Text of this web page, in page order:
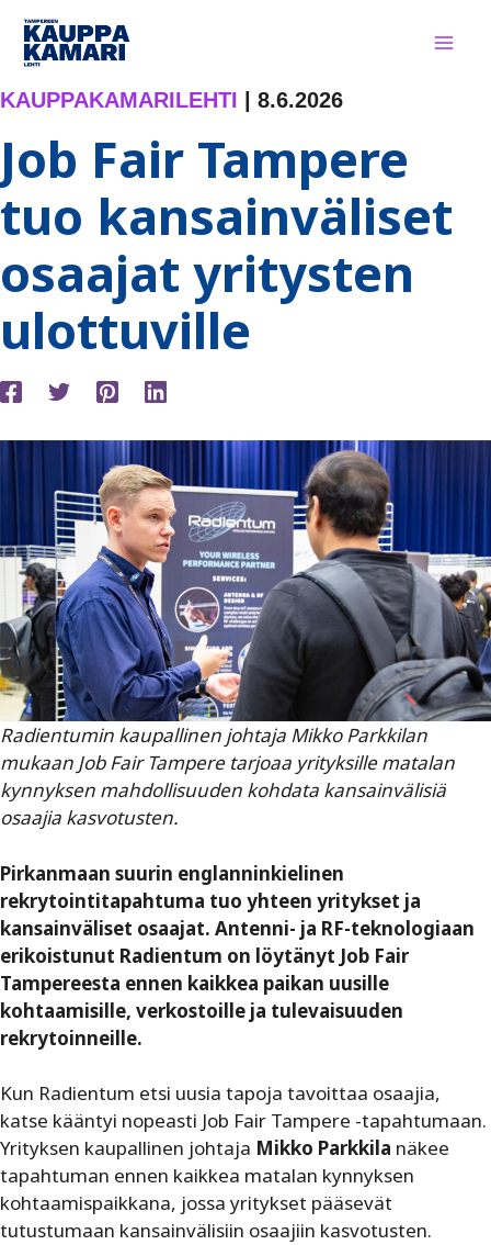
Siirry
sisältöön
KAUPPAKAMARILEHTI 8.6.2026
Job Fair Tampere
tuo kansainväliset
osaajat yritysten
ulottuville
Radientumin kaupallinen johtaja Mikko Parkkilan
mukaan Job Fair Tampere tarjoaa yrityksille matalan
kynnyksen mahdollisuuden kohdata kansainvälisiä
osaajia kasvotusten.
Pirkanmaan suurin englanninkielinen
rekrytointitapahtuma tuo yhteen yritykset ja
kansainväliset osaajat. Antenni- ja RF-teknologiaan
erikoistunut ­Radientum on löytänyt Job Fair
Tampereesta ennen kaikkea paikan uusille
kohtaamisille, verkostoille ja tulevaisuuden
rekrytoinneille.
Kun Radientum etsi uusia tapoja tavoittaa osaajia,
katse kääntyi nopeasti Job Fair Tampere -tapahtumaan.
Yrityksen kaupallinen johtaja Mikko Parkkila näkee
tapahtuman ennen kaikkea matalan kynnyksen
kohtaamispaikkana, jossa yritykset pääsevät
tutustumaan kansainvälisiin osaajiin kasvotusten.